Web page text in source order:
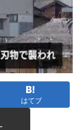
はてブ